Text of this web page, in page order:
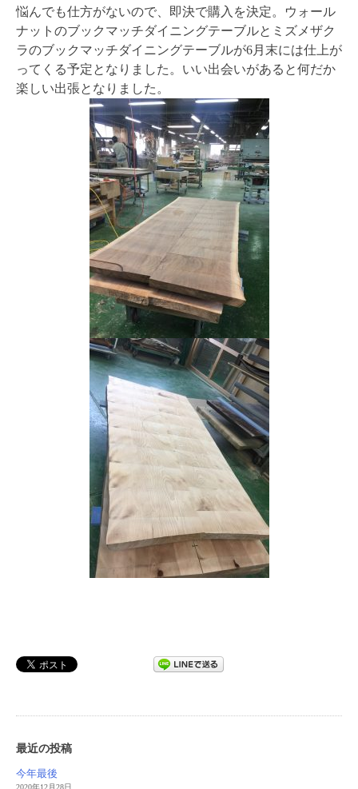
悩んでも仕方がないので、即決で購入を決定。ウォール
ナットのブックマッチダイニングテーブルとミズメザク
ラのブックマッチダイニングテーブルが6月末には仕上が
ってくる予定となりました。いい出会いがあると何だか
楽しい出張となりました。
最近の投稿
今年最後